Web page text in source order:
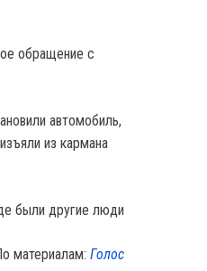
обращение с
автомобиль,
из кармана
материалам:Голос